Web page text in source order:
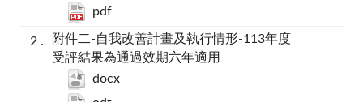
pdf
附件二-自我改善計畫及執行情形-113年度
受評結果為通過效期六年適用
docx